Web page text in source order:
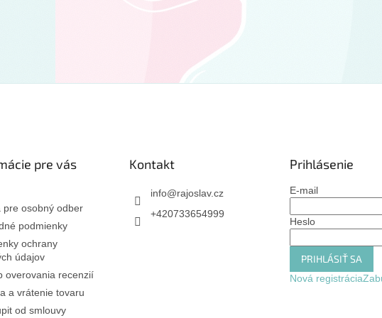
pre vás
pre osobný odber
podmienky
ochrany
údajov
overovania recenzií
a vrátenie tovaru
od smlouvy
Kontakt
info@rajoslav.cz
+420733654999
Prihlásenie
E-mail
Heslo
PRIHLÁSIŤ SA
Nová registrácia